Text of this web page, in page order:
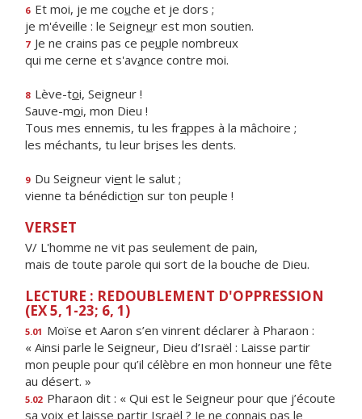
6 Et moi, je me couche et je dors ;
je m'éveille : le Seigneur est mon soutien.
7 Je ne crains pas ce peuple nombreux
qui me cerne et s'avance contre moi.
8 Lève-toi, Seigneur !
Sauve-moi, mon Dieu !
Tous mes ennemis, tu les frappes à la mâchoire ;
les méchants, tu leur brises les dents.
9 Du Seigneur vient le salut ;
vienne ta bénédiction sur ton peuple !
VERSET
V/ L'homme ne vit pas seulement de pain,
mais de toute parole qui sort de la bouche de Dieu.
LECTURE : REDOUBLEMENT D'OPPRESSION
(EX 5, 1-23; 6, 1)
5.01 Moïse et Aaron s’en vinrent déclarer à Pharaon :
« Ainsi parle le Seigneur, Dieu d’Israël : Laisse partir
mon peuple pour qu’il célèbre en mon honneur une fête
au désert. »
5.02 Pharaon dit : « Qui est le Seigneur pour que j’écoute
sa voix et laisse partir Israël ? Je ne connais pas le